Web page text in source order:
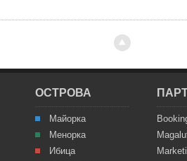
ОСТРОВА
Майорка
Менорка
Ибица